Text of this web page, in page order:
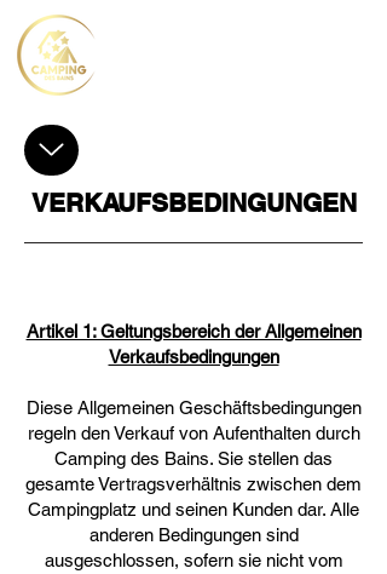
VERKAUFSBEDINGUNGEN
Artikel 1: Geltungsbereich der Allgemeinen
Verkaufsbedingungen
Diese Allgemeinen Geschäftsbedingungen
regeln den Verkauf von Aufenthalten durch
Camping des Bains. Sie stellen das
gesamte Vertragsverhältnis zwischen dem
Campingplatz und seinen Kunden dar. Alle
anderen Bedingungen sind
ausgeschlossen, sofern sie nicht vom